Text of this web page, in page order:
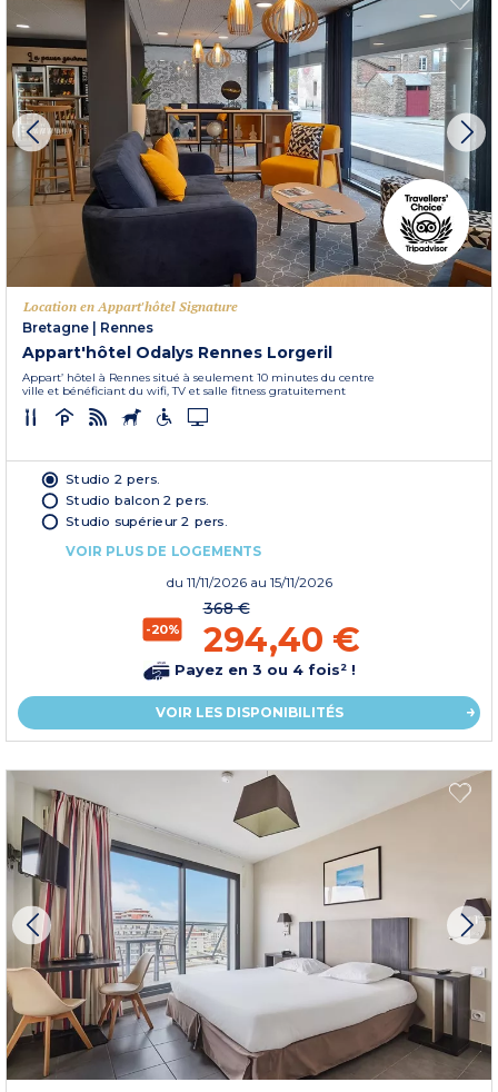
Location en Appart'hôtel Signature
Bretagne
Rennes
Appart'hôtel Odalys Rennes Lorgeril
Appart’ hôtel à Rennes situé à seulement 10 minutes du centre
ville et bénéficiant du wifi, TV et salle fitness gratuitement
Studio 2 pers.
Studio balcon 2 pers.
Studio supérieur 2 pers.
VOIR PLUS DE LOGEMENTS
du 11/11/2026 au 15/11/2026
-20%
368 €
294,40 €
Payez en 3 ou 4 fois² !
VOIR LES DISPONIBILITÉS